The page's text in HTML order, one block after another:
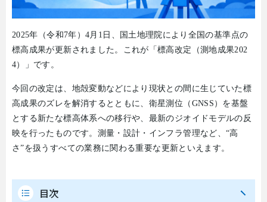
2025年（令和 7年）4月 1 日、国土地理院により全国の基準点の
標高成果が更新されました。これが「標高改定（測地成果202
4）」です。
今回の改定は、地殻変動などにより現状との間に生じていた標
高成果のズレを解消するとともに、衛星測位（ GNSS ）を基盤
とする新たな標高体系への移行や、最新のジオイドモデルの反
映を行ったものです。測量・設計・インフラ管理など、 “高
さ”を扱うすべての業務に関わる重要な更新といえます。
目次